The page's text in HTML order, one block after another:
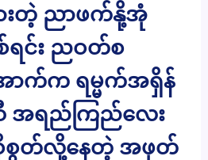
းတဲ့ ညာဖက်နို့အုံ
င်း ညဝတ်စ
ာက်က ရမ္မက်အရှိန်
ဆီ အရည်ကြည်လေး
စွတ်လို့နေတဲ့ အဖုတ်